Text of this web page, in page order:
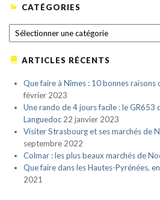
CATÉGORIES
CATÉGORIES
ARTICLES RÉCENTS
Que faire à Nîmes : 10 bonnes raisons
février 2023
Une rando de 4 jours facile : le GR653
Languedoc 22 janvier 2023
Visiter Strasbourg et ses marchés de
septembre 2022
Colmar : les plus beaux marchés de
Que faire dans les Hautes-Pyrénées,
2021